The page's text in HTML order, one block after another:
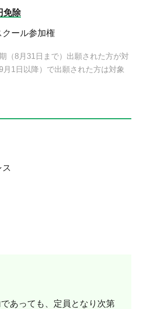
免除
クール参加権
（8月31日まで）出願された方が対
月1日以降）で出願された方は対象
あっても、定員となり次第